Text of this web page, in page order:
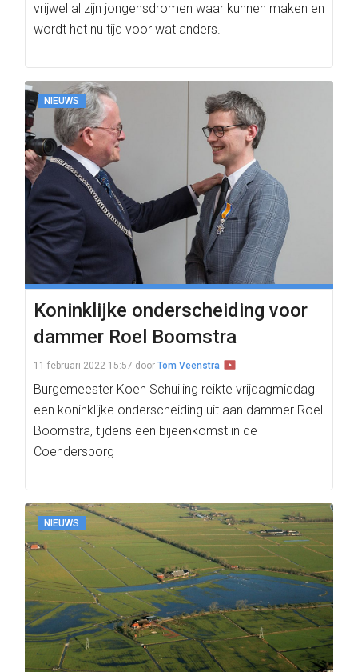
vrijwel al zijn jongensdromen waar kunnen maken en
wordt het nu tijd voor wat anders.
NIEUWS
Koninklijke onderscheiding voor
dammer Roel Boomstra
11 februari 2022 15:57 door Tom Veenstra
Burgemeester Koen Schuiling reikte vrijdagmiddag
een koninklijke onderscheiding uit aan dammer Roel
Boomstra, tijdens een bijeenkomst in de
Coendersborg
NIEUWS